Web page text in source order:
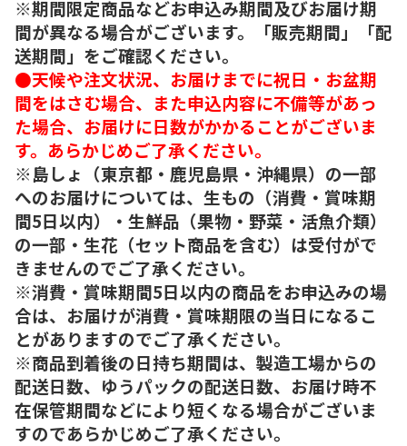
※期間限定商品などお申込み期間及びお届け期
間が異なる場合がございます。「販売期間」「配
送期間」をご確認ください。
●天候や注文状況、お届けまでに祝日・お盆期
間をはさむ場合、また申込内容に不備等があっ
た場合、お届けに日数がかかることがございま
す。あらかじめご了承ください。
※島しょ（東京都・鹿児島県・沖縄県）の一部
へのお届けについては、生もの（消費・賞味期
間5日以内）・生鮮品（果物・野菜・活魚介類）
の一部・生花（セット商品を含む）は受付がで
きませんのでご了承ください。
※消費・賞味期間5日以内の商品をお申込みの場
合は、お届けが消費・賞味期限の当日になるこ
とがありますのでご了承ください。
※商品到着後の日持ち期間は、製造工場からの
配送日数、ゆうパックの配送日数、お届け時不
在保管期間などにより短くなる場合がございま
すのであらかじめご了承ください。